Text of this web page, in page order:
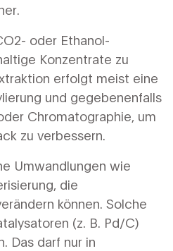
oder Ethanol-
Konzentrate zu
erfolgt meist eine
und gegebenenfalls
Chromatographie, um
zu verbessern.
Umwandlungen wie
die
können. Solche
(z. B. Pd/C)
Das darf nur in